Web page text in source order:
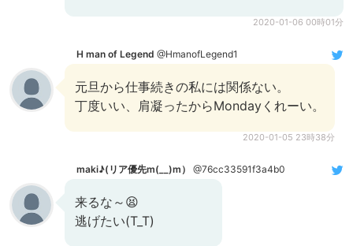
2020-01-06 00時01分
H man of Legend @HmanofLegend1
元旦から仕事続きの私には関係ない。
丁度いい、肩凝ったからMondayくれーい。
2020-01-05 23時38分
maki♪(リア優先m(__)m） @76cc33591f3a4b0
来るな～😫
逃げたい(T_T)